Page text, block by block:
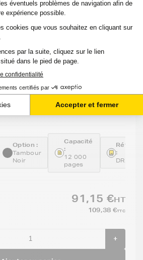
Voir le produit
Option :
Tambour
Noir
Capacité
:
12 000
pages
:
DR2005
91,15 €HT
109,38 €TTC
+